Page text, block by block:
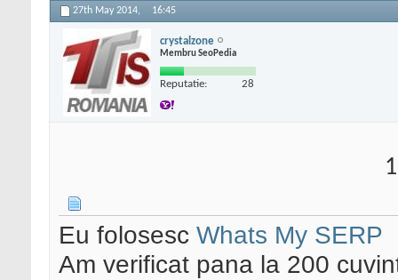
27th May 2014, 16:45
crystalzone
Membru SeoPedia
Reputatie: 28
Eu folosesc Whats My SERP
Am verificat pana la 200